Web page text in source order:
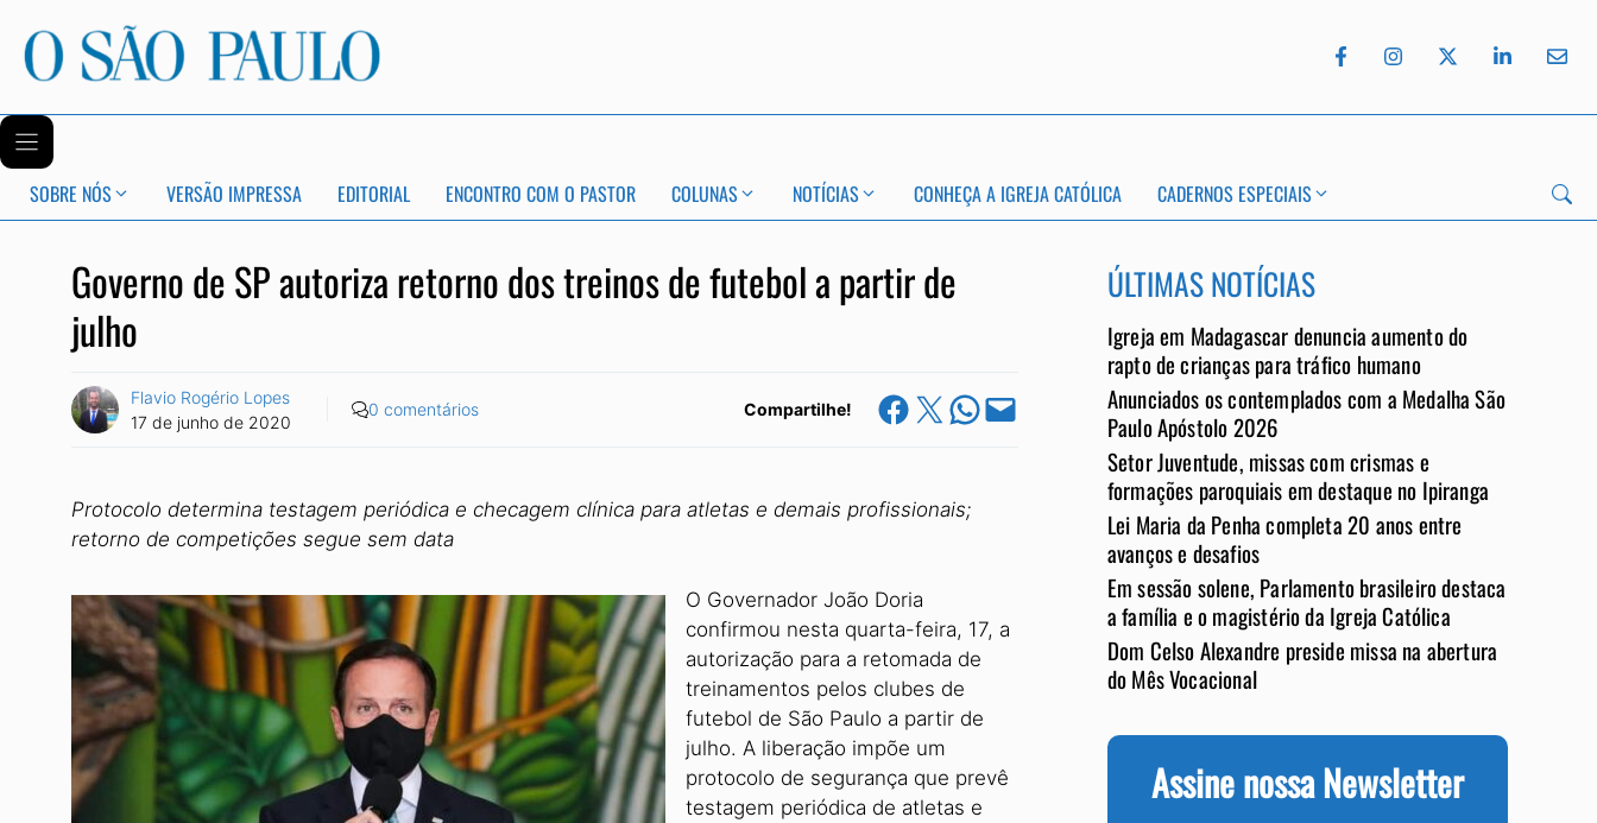
SOBRE NÓS VERSÃO IMPRESSA EDITORIAL ENCONTRO COM O PASTOR COLUNAS NOTÍCIAS CONHEÇA A IGREJA CATÓLICA CADERNOS ESPECIAIS
Governo de SP autoriza retorno dos treinos de futebol a partir de
julho
Flavio Rogério Lopes
17 de junho de 2020
0 comentários Compartilhe! Share on Facebook
Share on X Share on WhatsApp
Email this Page
Protocolo determina testagem periódica e checagem clínica para atletas e demais profissionais;
retorno de competições segue sem data
O Governador João Doria
confirmou nesta quarta-feira, 17, a
autorização para a retomada de
treinamentos pelos clubes de
futebol de São Paulo a partir de
julho. A liberação impõe um
protocolo de segurança que prevê
testagem periódica de atletas e
ÚLTIMAS NOTÍCIAS
Igreja em Madagascar denuncia aumento do
rapto de crianças para tráfico humano
Anunciados os contemplados com a Medalha São
Paulo Apóstolo 2026
Setor Juventude, missas com crismas e
formações paroquiais em destaque no Ipiranga
Lei Maria da Penha completa 20 anos entre
avanços e desafios
Em sessão solene, Parlamento brasileiro destaca
a família e o magistério da Igreja Católica
Dom Celso Alexandre preside missa na abertura
do Mês Vocacional
Assine nossa Newsletter